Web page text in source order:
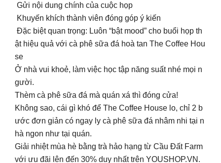
Gửi nội dung chính của cuộc họp
Khuyến khích thành viên đóng góp ý kiến
Đặc biệt quan trọng: Luôn “bật mood” cho buổi họp th
ật hiệu quả với cà phê sữa đá hoà tan The Coffee Hou
se
Ở nhà vui khoẻ, làm việc học tập năng suất nhé mọi n
gười.
Thèm cà phê sữa đá mà quán xá thì đóng cửa!
Không sao, cái gì khó để The Coffee House lo, chỉ 2 b
ước đơn giản có ngay ly cà phê sữa đá nhâm nhi tại n
hà ngon như tại quán.
Giải nhiệt mùa hè bằng trà hảo hạng từ Cầu Đất Farm
với ưu đãi lên đến 30% duy nhất trên YOUSHOP.VN.